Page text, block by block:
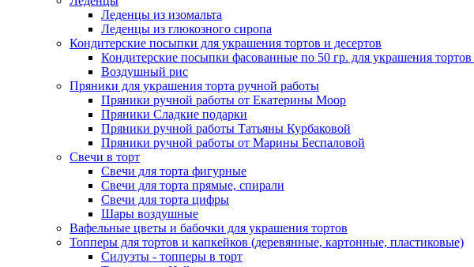
Леденцы из изомальта
Леденцы из глюкозного сиропа
Кондитерские посыпки для украшения тортов и десертов
Кондитерские посыпки фасованные по 50 гр. для украшения тортов
Воздушный рис
Пряники для украшения торта ручной работы
Пряники ручной работы от Екатерины Моор
Пряники Сладкие подарки
Пряники ручной работы Татьяны Курбаковой
Пряники ручной работы от Марины Беспаловой
Свечи в торт
Свечи для торта фигурные
Свечи для торта прямые, спирали
Свечи для торта цифры
Шары воздушные
Вафельные цветы и бабочки для украшения тортов
Топперы для тортов и капкейков (деревянные, картонные, пластиковые)
Силуэты - топперы в торт